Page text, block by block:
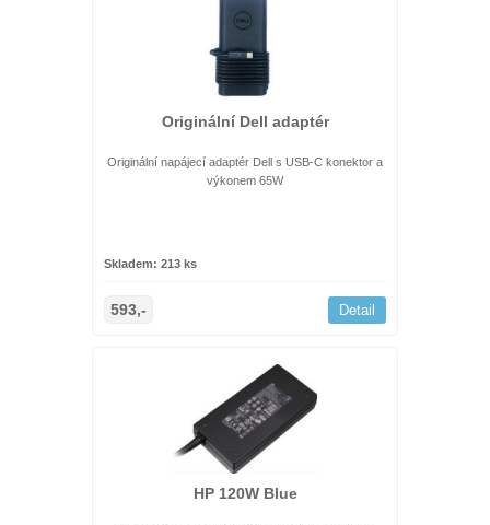
Originální Dell adaptér
Originální napájecí adaptér Dell s USB-C konektor a
výkonem 65W
Skladem: 213 ks
593,- Detail
HP 120W Blue